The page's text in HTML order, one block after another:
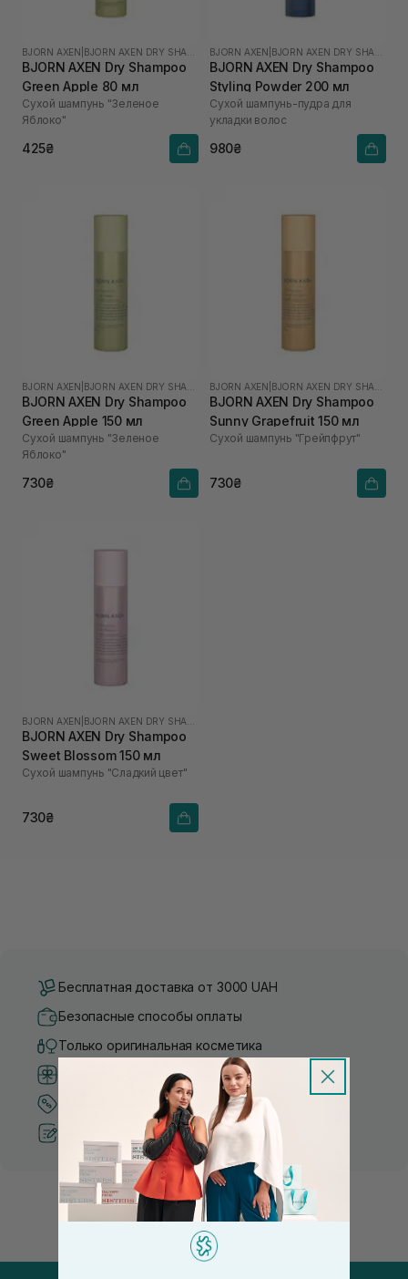
BJORN AXEN
BJORN AXEN Dry Shampoo
Green Apple 80 мл
Сухой шампунь "Зеленое
Яблоко"
425₴
BJORN AXEN
BJORN AXEN Dry Shampoo
Styling Powder 200 мл
Сухой шампунь-пудра для
укладки волос
980₴
BJORN AXEN
BJORN AXEN Dry Shampoo
Green Apple 150 мл
Сухой шампунь "Зеленое
Яблоко"
730₴
BJORN AXEN
BJORN AXEN Dry Shampoo
Sunny Grapefruit 150 мл
Сухой шампунь "Грейпфрут"
730₴
BJORN AXEN
BJORN AXEN Dry Shampoo
Sweet Blossom 150 мл
Сухой шампунь "Сладкий цвет"
730₴
Бесплатная доставка от 3000 UAH
Безопасные способы оплаты
Только оригинальная косметика
Система бонусов и лояльности
Лучшие цены и топ товары
Рекомендации от косметологов